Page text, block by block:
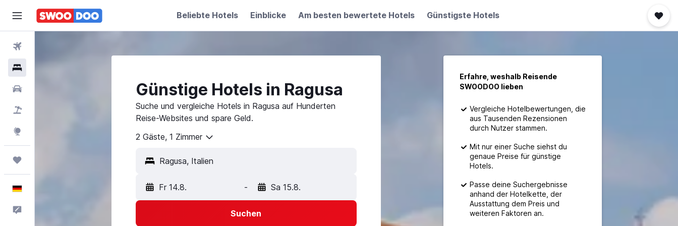
Beliebte Hotels Einblicke Am besten bewertete Hotels Günstigste Hotels
Günstige Hotels in Ragusa
Suche und vergleiche Hotels in Ragusa auf Hunderten
Reise-Websites und spare Geld.
2 Gäste, 1 Zimmer
Fr 14.8. - Sa 15.8.
Suchen
Erfahre, weshalb Reisende
SWOODOO lieben
Vergleiche Hotelbewertungen, die
aus Tausenden Rezensionen
durch Nutzer stammen.
Mit nur einer Suche siehst du
genaue Preise für günstige
Hotels.
Passe deine Suchergebnisse
anhand der Hotelkette, der
Ausstattung dem Preis und
weiteren Faktoren an.